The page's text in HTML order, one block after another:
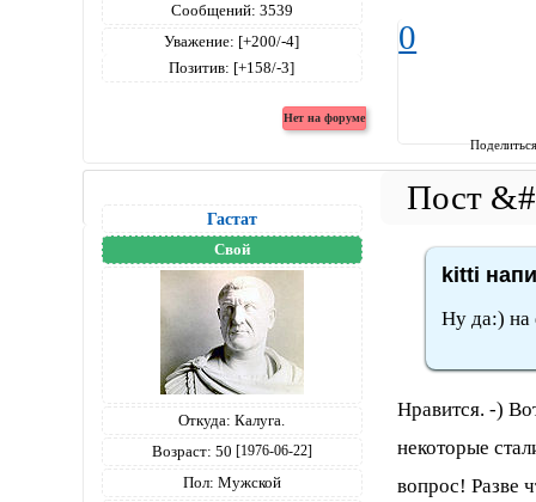
Сообщений: 3539
Уважение: [+200/-4]
Позитив: [+158/-3]
0
Гастат
Свой
Откуда: Калуга.
Возраст: 50 [1976-06-22]
Пол: Мужской
kitti
Ну да:)
Нравится. -)
некоторые
вопрос! Разве